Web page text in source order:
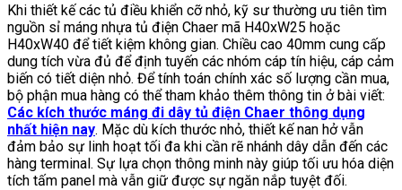
Khi thiết kế các tủ điều khiển cỡ nhỏ, kỹ sư thường ưu tiên tìm
nguồn sỉ máng nhựa tủ điện Chaer mã H40xW25 hoặc
H40xW40 để tiết kiệm không gian. Chiều cao 40mm cung cấp
dung tích vừa đủ để định tuyến các nhóm cáp tín hiệu, cáp cảm
biến có tiết diện nhỏ. Để tính toán chính xác số lượng cần mua,
bộ phận mua hàng có thể tham khảo thêm thông tin ở bài viết:
Các kích thước máng đi dây tủ điện Chaer thông dụng
nhất hiện nay. Mặc dù kích thước nhỏ, thiết kế nan hở vẫn
đảm bảo sự linh hoạt tối đa khi cần rẽ nhánh dây dẫn đến các
hàng terminal. Sự lựa chọn thông minh này giúp tối ưu hóa diện
tích tấm panel mà vẫn giữ được sự ngăn nắp tuyệt đối.